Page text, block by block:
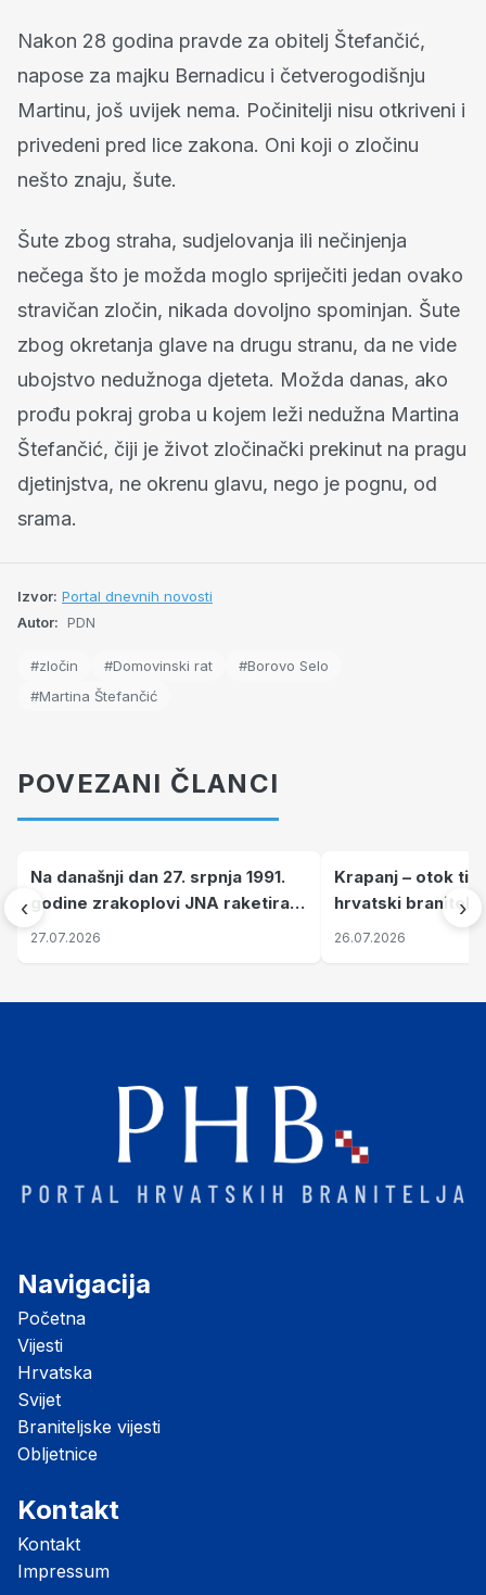
Nakon 28 godina pravde za obitelj Štefančić,
napose za majku Bernadicu i četverogodišnju
Martinu, još uvijek nema. Počinitelji nisu otkriveni i
privedeni pred lice zakona. Oni koji o zločinu
nešto znaju, šute.
Šute zbog straha, sudjelovanja ili nečinjenja
nečega što je možda moglo spriječiti jedan ovako
stravičan zločin, nikada dovoljno spominjan. Šute
zbog okretanja glave na drugu stranu, da ne vide
ubojstvo nedužnoga djeteta. Možda danas, ako
prođu pokraj groba u kojem leži nedužna Martina
Štefančić, čiji je život zločinački prekinut na pragu
djetinjstva, ne okrenu glavu, nego je pognu, od
srama.
Izvor: Portal dnevnih novosti
Autor: PDN
#zločin #Domovinski rat
#Borovo Selo
#Martina Štefančić
POVEZANI ČLANCI
‹
Na današnji dan 27. srpnja 1991.
godine zrakoplovi JNA raketirali
su vojarnu i obučni centar "Nikola
27.07.2026
Krapanj – otok
hrvatski branitelji
pronalaze mir
26.07.2026
›
Navigacija
Početna
Vijesti
Hrvatska
Svijet
Braniteljske vijesti
Obljetnice
Kontakt
Kontakt
Impressum